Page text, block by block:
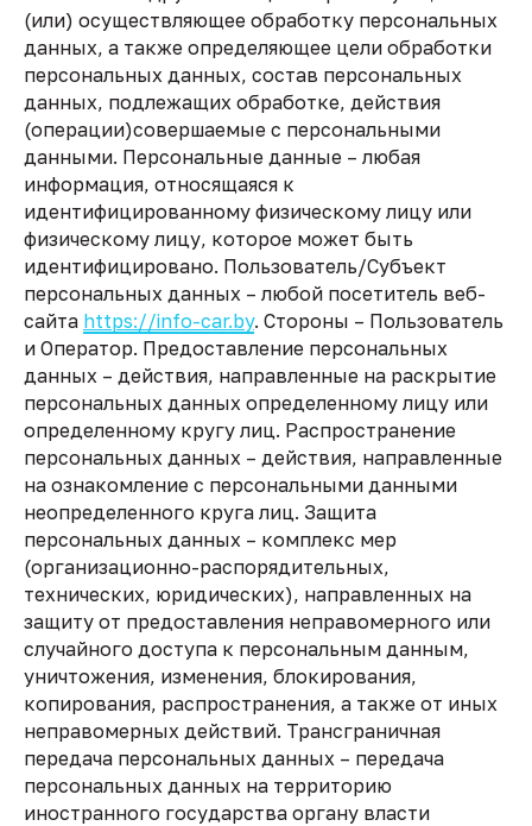
(или) осуществляющее обработку персональных
данных, а также определяющее цели обработки
персональных данных, состав персональных
данных, подлежащих обработке, действия
(операции)совершаемые с персональными
данными. Персональные данные – любая
информация, относящаяся к
идентифицированному физическому лицу или
физическому лицу, которое может быть
идентифицировано. Пользователь/Субъект
персональных данных – любой посетитель веб-
сайта https://info-car.by. Стороны – Пользователь
и Оператор. Предоставление персональных
данных – действия, направленные на раскрытие
персональных данных определенному лицу или
определенному кругу лиц. Распространение
персональных данных – действия, направленные
на ознакомление с персональными данными
неопределенного круга лиц. Защита
персональных данных – комплекс мер
(организационно-распорядительных,
технических, юридических), направленных на
защиту от предоставления неправомерного или
случайного доступа к персональным данным,
уничтожения, изменения, блокирования,
копирования, распространения, а также от иных
неправомерных действий. Трансграничная
передача персональных данных – передача
персональных данных на территорию
иностранного государства органу власти